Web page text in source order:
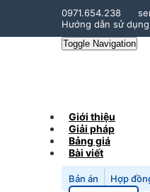
0971.654.238
Hướng dẫn sử dụng
Toggle Navigation
Giới thiệu
Giải pháp
Bảng giá
Bài viết
Bản án Hợp